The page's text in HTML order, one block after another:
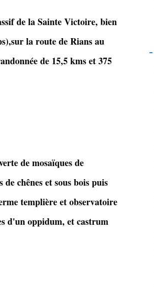
de la Sainte Victoire, bien
la route de Rians au
de 15,5 kms et 375
de mosaïques de
chênes et sous bois puis
templière et observatoire
d'un oppidum, et castrum